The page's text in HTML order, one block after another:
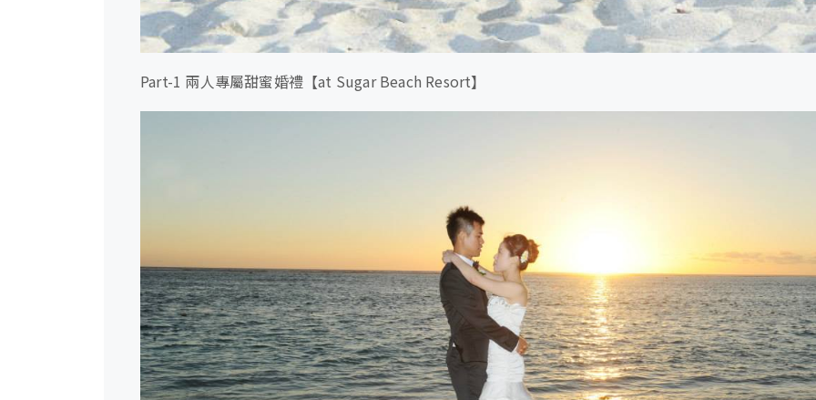
Part-1 兩人專屬甜蜜婚禮 【at Sugar Beach Resort】